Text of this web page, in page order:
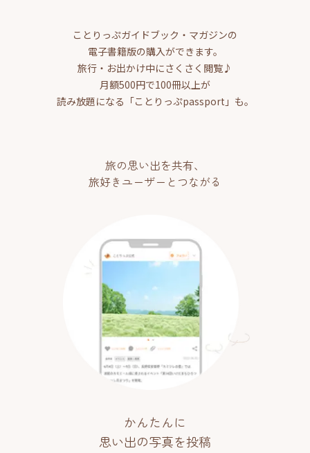
ことりっぷガイドブック・マガジンの
電子書籍版の購入ができます。
旅行・お出かけ中にさくさく閲覧♪
月額500円で100冊以上が
読み放題になる「ことりっぷpassport」も。
旅の思い出を共有、
旅好きユーザーとつながる
かんたんに
思い出の写真を投稿